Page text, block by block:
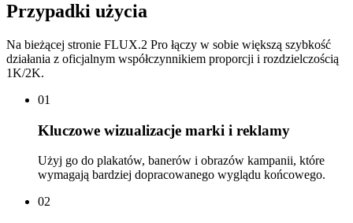
Przypadki użycia
Na bieżącej stronie FLUX.2 Pro łączy w sobie większą szybkość
działania z oficjalnym współczynnikiem proporcji i rozdzielczością
1K/2K.
01
Kluczowe wizualizacje marki i reklamy
Użyj go do plakatów, banerów i obrazów kampanii, które
wymagają bardziej dopracowanego wyglądu końcowego.
02